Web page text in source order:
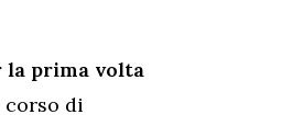
la prima volta
di